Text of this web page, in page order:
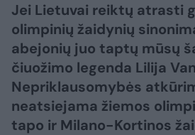
Jei Lietuvai reiktų atrasti
olimpinių žaidynių
abejonių juo taptų mūsų
čiuožimo legenda Lilija
Nepriklausomybės
neatsiejama žiemos
tapo ir Milano-Kortinos